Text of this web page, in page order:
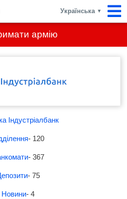
армію
Українська ▼
Індустріалбанк
- 120
- 367
- 75
Новини- 4